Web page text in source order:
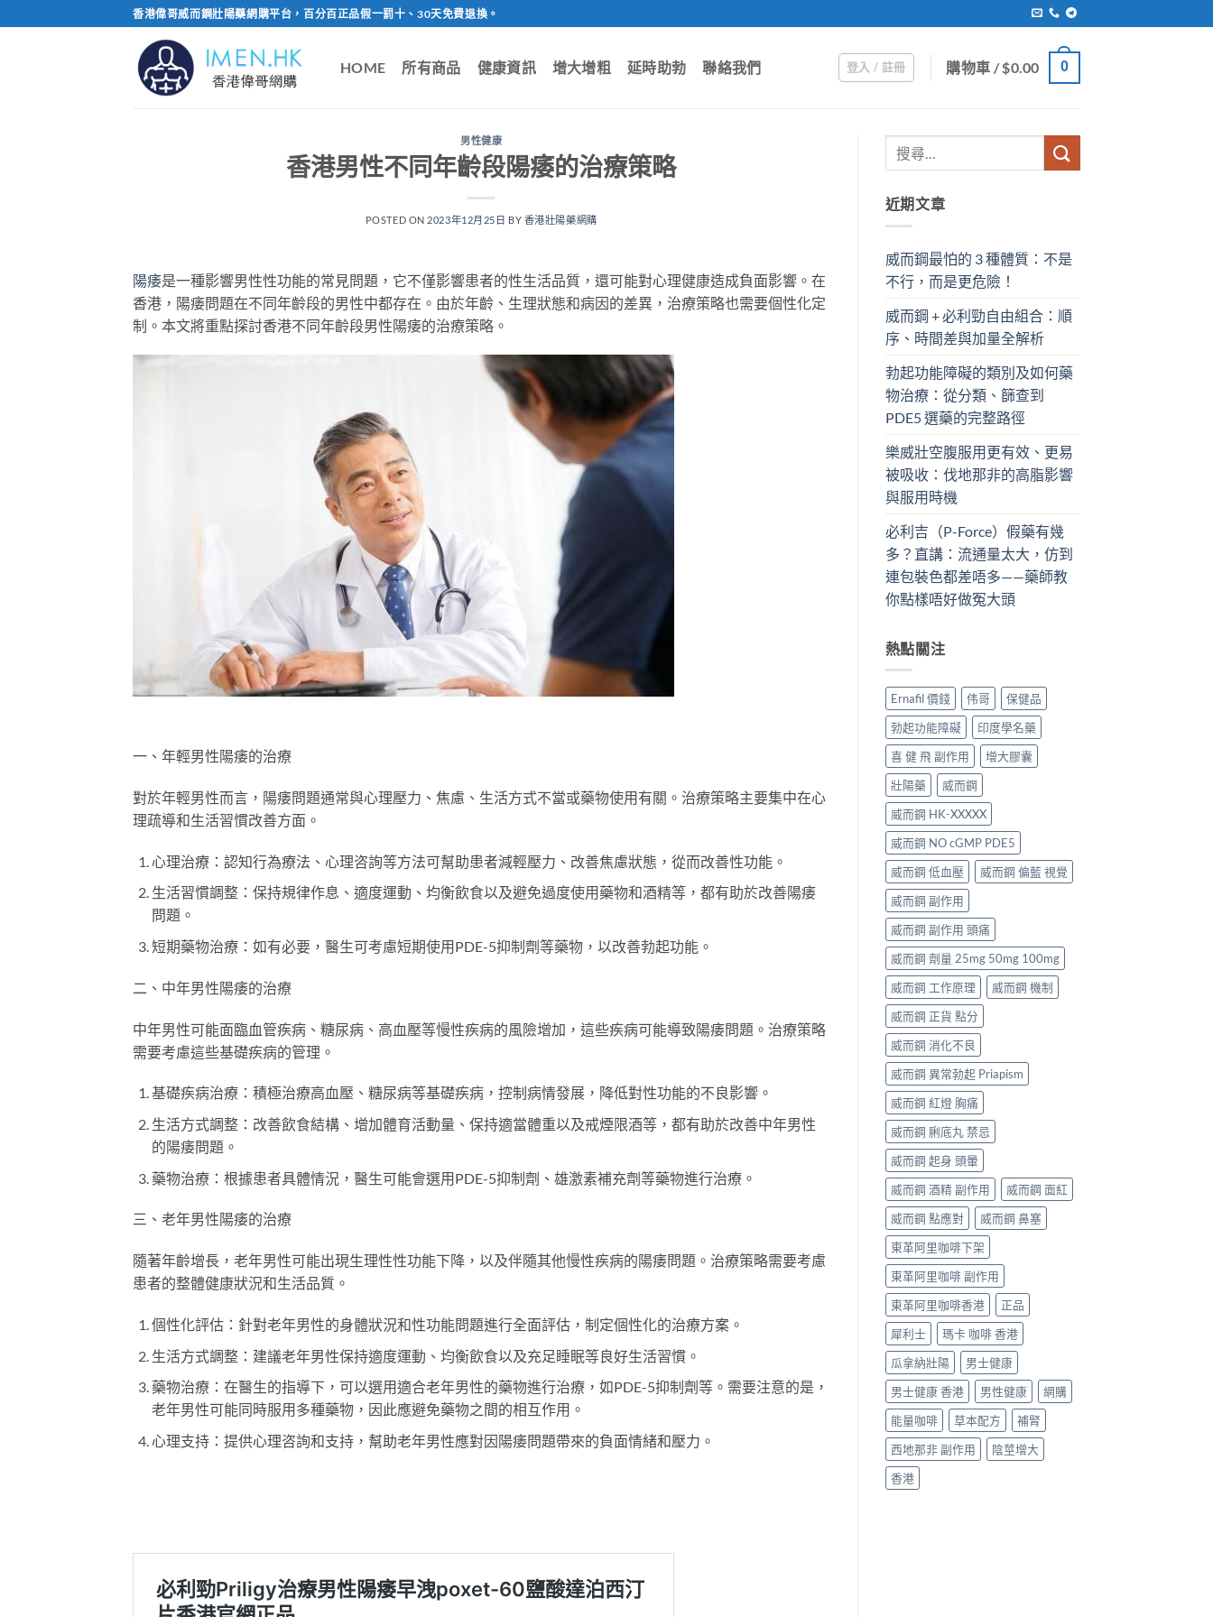
to
香港偉哥威而鋼壯陽藥網購平台，百分百正品假一罰十、30天免費退換。
HOME 所有商品 健康資訊 增大增粗 延時助勃 聯絡我們 登入 / 註冊 購物車 /$0.00 0
男性健康
香港男性不同年齡段陽痿的治療策略
POSTED ON 2023年12月25日 BY 香港壯陽藥網購
陽痿是一種影響男性性功能的常見問題，它不僅影響患者的性生活品質，還可能對心理健康造成負面影響。在
香港，陽痿問題在不同年齡段的男性中都存在。由於年齡、生理狀態和病因的差異，治療策略也需要個性化定
制。本文將重點探討香港不同年齡段男性陽痿的治療策略。
一、年輕男性陽痿的治療
對於年輕男性而言，陽痿問題通常與心理壓力、焦慮、生活方式不當或藥物使用有關。治療策略主要集中在心
理疏導和生活習慣改善方面。
心理治療：認知行為療法、心理咨詢等方法可幫助患者減輕壓力、改善焦慮狀態，從而改善性功能。
生活習慣調整：保持規律作息、適度運動、均衡飲食以及避免過度使用藥物和酒精等，都有助於改善陽痿
問題。
短期藥物治療：如有必要，醫生可考慮短期使用PDE-5抑制劑等藥物，以改善勃起功能。
二、中年男性陽痿的治療
中年男性可能面臨血管疾病、糖尿病、高血壓等慢性疾病的風險增加，這些疾病可能導致陽痿問題。治療策略
需要考慮這些基礎疾病的管理。
基礎疾病治療：積極治療高血壓、糖尿病等基礎疾病，控制病情發展，降低對性功能的不良影響。
生活方式調整：改善飲食結構、增加體育活動量、保持適當體重以及戒煙限酒等，都有助於改善中年男性
的陽痿問題。
藥物治療：根據患者具體情況，醫生可能會選用PDE-5抑制劑、雄激素補充劑等藥物進行治療。
三、老年男性陽痿的治療
隨著年齡增長，老年男性可能出現生理性性功能下降，以及伴隨其他慢性疾病的陽痿問題。治療策略需要考慮
患者的整體健康狀況和生活品質。
個性化評估：針對老年男性的身體狀況和性功能問題進行全面評估，制定個性化的治療方案。
生活方式調整：建議老年男性保持適度運動、均衡飲食以及充足睡眠等良好生活習慣。
藥物治療：在醫生的指導下，可以選用適合老年男性的藥物進行治療，如PDE-5抑制劑等。需要注意的是，
老年男性可能同時服用多種藥物，因此應避免藥物之間的相互作用。
心理支持：提供心理咨詢和支持，幫助老年男性應對因陽痿問題帶來的負面情緒和壓力。
近期文章
威而鋼最怕的 3 種體質：不是
不行，而是更危險！
威而鋼 + 必利勁自由組合：順
序、時間差與加量全解析
勃起功能障礙的類別及如何藥
物治療：從分類、篩查到
PDE5 選藥的完整路徑
樂威壯空腹服用更有效、更易
被吸收：伐地那非的高脂影響
與服用時機
必利吉（P-Force）假藥有幾
多？直講：流通量太大，仿到
連包裝色都差唔多——藥師教
你點樣唔好做冤大頭
熱點關注
Ernafil 價錢 伟哥
保健品
勃起功能障礙
印度學名藥
喜 健 飛 副作用
增大膠囊
壯陽藥
威而鋼
威而鋼 HK-XXXXX
威而鋼 NO cGMP PDE5
威而鋼 低血壓
威而鋼 偏藍 視覺
威而鋼 副作用
威而鋼 副作用 頭痛
威而鋼 劑量 25mg 50mg 100mg
威而鋼 工作原理
威而鋼 機制
威而鋼 正貨 點分
威而鋼 消化不良
威而鋼 異常勃起 Priapism
威而鋼 紅燈 胸痛
威而鋼 脷底丸 禁忌
威而鋼 起身 頭暈
威而鋼 酒精 副作用
威而鋼 面紅
威而鋼 點應對
威而鋼 鼻塞
東革阿里咖啡下架
東革阿里咖啡 副作用
東革阿里咖啡香港
正品
犀利士
瑪卡 咖啡 香港
瓜拿納壯陽
男士健康
男士健康 香港
男性健康
網購
能量咖啡
草本配方
補腎
西地那非 副作用
陰莖增大
香港